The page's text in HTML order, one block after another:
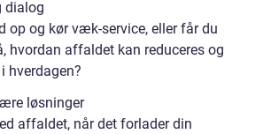
dialog
op og kør væk-service, eller får du
hvordan affaldet kan reduceres og
hverdagen?
løsninger
affaldet, når det forlader din